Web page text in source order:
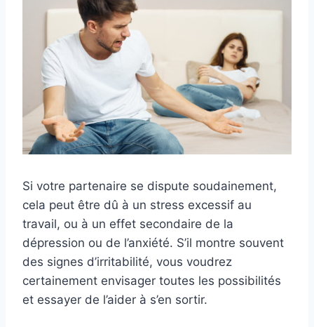
Si votre partenaire se dispute soudainement,
cela peut être dû à un stress excessif au
travail, ou à un effet secondaire de la
dépression ou de l’anxiété. S’il montre souvent
des signes d’irritabilité, vous voudrez
certainement envisager toutes les possibilités
et essayer de l’aider à s’en sortir.